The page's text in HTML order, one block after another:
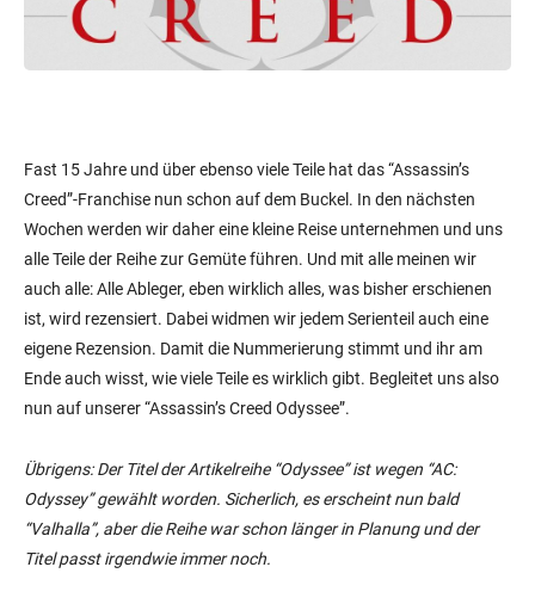
Fast 15 Jahre und über ebenso viele Teile hat das “Assassin’s
Creed”-Franchise nun schon auf dem Buckel. In den nächsten
Wochen werden wir daher eine kleine Reise unternehmen und uns
alle Teile der Reihe zur Gemüte führen. Und mit alle meinen wir
auch alle: Alle Ableger, eben wirklich alles, was bisher erschienen
ist, wird rezensiert. Dabei widmen wir jedem Serienteil auch eine
eigene Rezension. Damit die Nummerierung stimmt und ihr am
Ende auch wisst, wie viele Teile es wirklich gibt. Begleitet uns also
nun auf unserer “Assassin’s Creed Odyssee”.
Übrigens: Der Titel der Artikelreihe “Odyssee” ist wegen “AC:
Odyssey” gewählt worden. Sicherlich, es erscheint nun bald
“Valhalla”, aber die Reihe war schon länger in Planung und der
Titel passt irgendwie immer noch.